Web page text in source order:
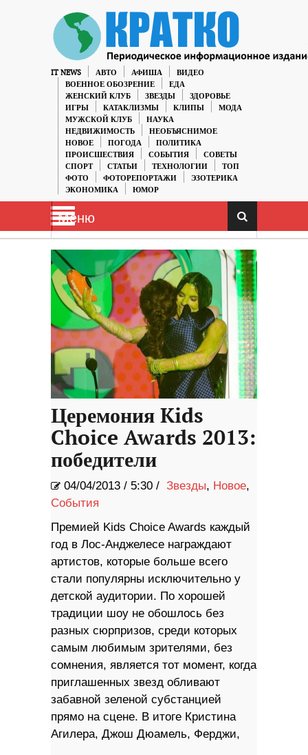
IT NEWS АВТО АФИША
ВИДЕО
ВОЕННОЕ ОБОЗРЕНИЕ
ЕДА
ЖЕНСКИЙ КЛУБ
ЗВЕЗДЫ
ЗДОРОВЬЕ
ИГРЫ
КАТАКЛИЗМЫ КЛИПЫ
МОДА
МУЖСКОЙ КЛУБ
НАУКА
НЕДВИЖИМОСТЬ
НЕОБЪЯСНИМОЕ
НОВОЕ
ПОГОДА
ПОЛИТИКА
ПРОИСШЕСТВИЯ
СОБЫТИЯ
СОВЕТЫ
СПОРТ
СТАТЬИ ТЕХНОЛОГИИ
ТОП
ФОТО
ФОТОРЕПОРТАЖИ
ЭЗОТЕРИКА
ЭКОНОМИКА
ЮМОР
Меню
Церемония Kids
Choice Awards 2013:
победители
04/04/2013 / 5:30 / Звезды, Новое,
События
Премией Kids Choice Awards каждый
год в Лос-Анджелесе награждают
артистов, которые больше всего
стали популярны исключительно у
детской аудитории. По хорошей
традиции шоу не обошлось без
разных сюрпризов, среди которых
самым любимым зрителями, без
сомнения, является тот момент, когда
приглашенных звезд обливают
забавной зеленой субстанцией
прямо на сцене. В итоге Кристина
Агилера, Джош Дюамель, Ферджи,